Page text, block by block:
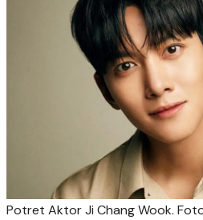
Potret Aktor Ji Chang Wook.